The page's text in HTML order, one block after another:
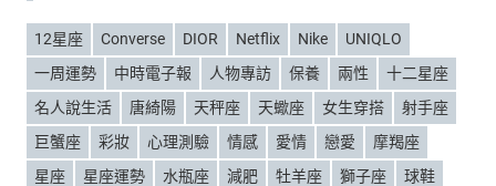
12星座 Converse DIOR Netflix Nike
UNIQLO
一周運勢
中時電子報 人物專訪 保養 兩性
十二星座
名人說生活
唐綺陽 天秤座 天蠍座 女生穿搭
射手座
巨蟹座
彩妝 心理測驗 情感 愛情 戀愛
摩羯座
星座
星座運勢 水瓶座 減肥 牡羊座 獅子座
球鞋